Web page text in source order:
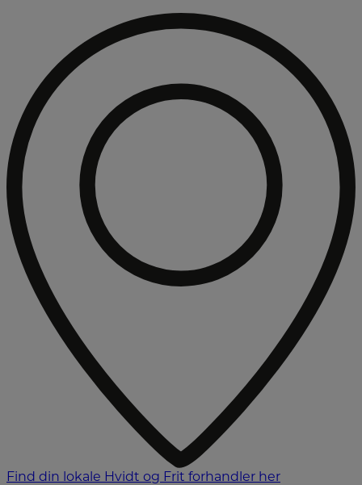
Find din lokale Hvidt og Frit forhandler her